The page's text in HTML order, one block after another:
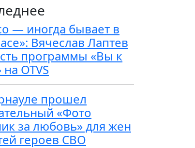
— иногда бывает в
Вячеслав Лаптев
программы «Вы к
OTVS
прошел
«Фото
за любовь» для жен
героев СВО